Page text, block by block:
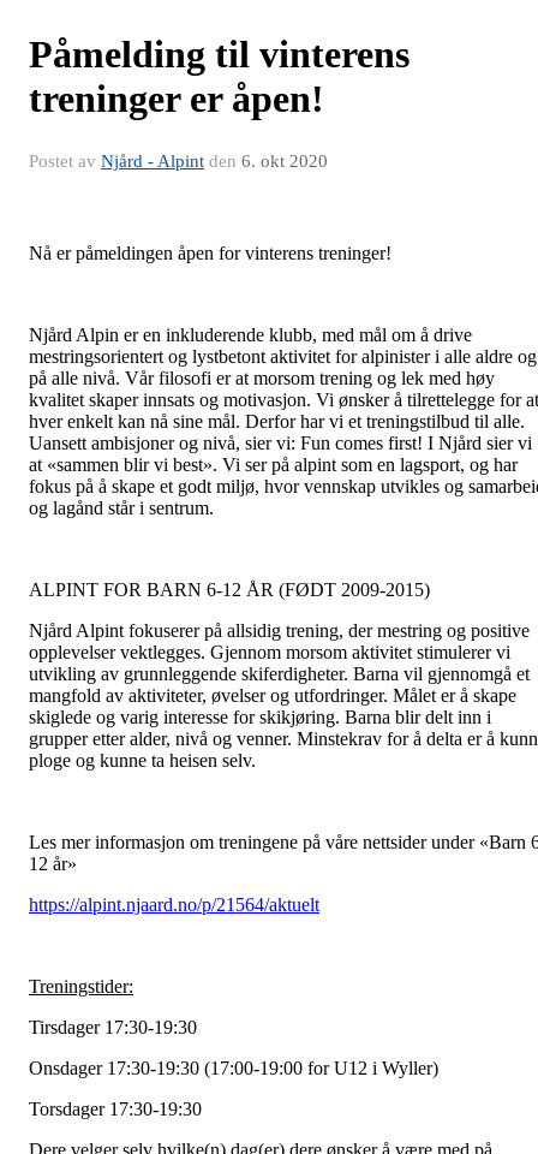
Påmelding til vinterens
treninger er åpen!
Postet av Njård - Alpint den 6. okt 2020
Nå er påmeldingen åpen for vinterens treninger!
Njård Alpin er en inkluderende klubb, med mål om å drive
mestringsorientert og lystbetont aktivitet for alpinister i alle aldre og
på alle nivå. Vår filosofi er at morsom trening og lek med høy
kvalitet skaper innsats og motivasjon. Vi ønsker å tilrettelegge for at
hver enkelt kan nå sine mål. Derfor har vi et treningstilbud til alle.
Uansett ambisjoner og nivå, sier vi: Fun comes first! I Njård sier vi
at «sammen blir vi best». Vi ser på alpint som en lagsport, og har
fokus på å skape et godt miljø, hvor vennskap utvikles og
og lagånd står i sentrum.
ALPINT FOR BARN 6-12 ÅR (FØDT 2009-2015)
Njård Alpint fokuserer på allsidig trening, der mestring og positive
opplevelser vektlegges. Gjennom morsom aktivitet stimulerer vi
utvikling av grunnleggende skiferdigheter. Barna vil gjennomgå et
mangfold av aktiviteter, øvelser og utfordringer. Målet er å skape
skiglede og varig interesse for skikjøring. Barna blir delt inn i
grupper etter alder, nivå og venner. Minstekrav for å delta er å
ploge og kunne ta heisen selv.
Les mer informasjon om treningene på våre nettsider under «Barn
12 år»
https://alpint.njaard.no/p/21564/aktuelt
Treningstider:
Tirsdager 17:30-19:30
Onsdager 17:30-19:30 (17:00-19:00 for U12 i Wyller)
Torsdager 17:30-19:30
Dere velger selv hvilke(n) dag(er) dere ønsker å være med på